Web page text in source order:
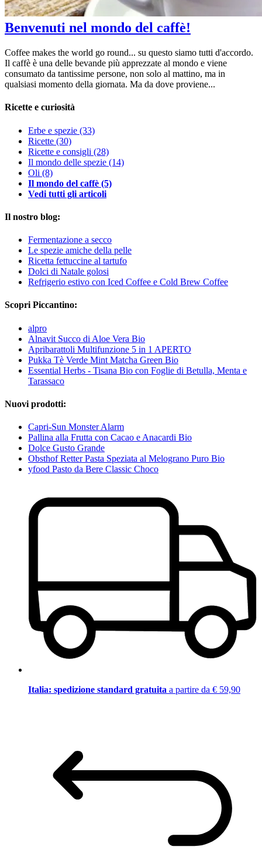
Benvenuti nel mondo del caffè!
Coffee makes the world go round... su questo siamo tutti d'accordo.
Il caffè è una delle bevande più apprezzate al mondo e viene
consumato da tantissime persone, non solo al mattino, ma in
qualsiasi momento della giornata. Ma da dove proviene...
Ricette e curiosità
Erbe e spezie (33)
Ricette (30)
Ricette e consigli (28)
Il mondo delle spezie (14)
Oli (8)
Il mondo del caffè (5)
Vedi tutti gli articoli
Il nostro blog:
Fermentazione a secco
Le spezie amiche della pelle
Ricetta fettuccine al tartufo
Dolci di Natale golosi
Refrigerio estivo con Iced Coffee e Cold Brew Coffee
Scopri Piccantino:
alpro
Alnavit Succo di Aloe Vera Bio
Apribarattoli Multifunzione 5 in 1 APERTO
Pukka Tè Verde Mint Matcha Green Bio
Essential Herbs - Tisana Bio con Foglie di Betulla, Menta e
Tarassaco
Nuovi prodotti:
Capri-Sun Monster Alarm
Pallina alla Frutta con Cacao e Anacardi Bio
Dolce Gusto Grande
Obsthof Retter Pasta Speziata al Melograno Puro Bio
yfood Pasto da Bere Classic Choco
Italia: spedizione standard gratuita a partire da € 59,90